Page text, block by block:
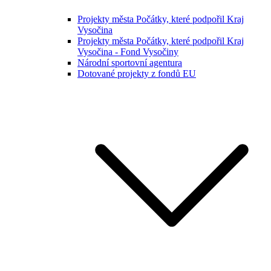
Projekty města Počátky, které podpořil Kraj
Vysočina
Projekty města Počátky, které podpořil Kraj
Vysočina - Fond Vysočiny
Národní sportovní agentura
Dotované projekty z fondů EU